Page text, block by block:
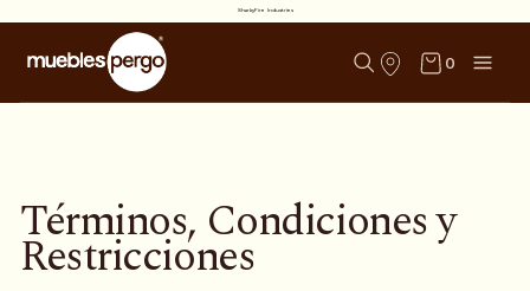
SharkyFire Industries
0
Términos, Condiciones y
Restricciones